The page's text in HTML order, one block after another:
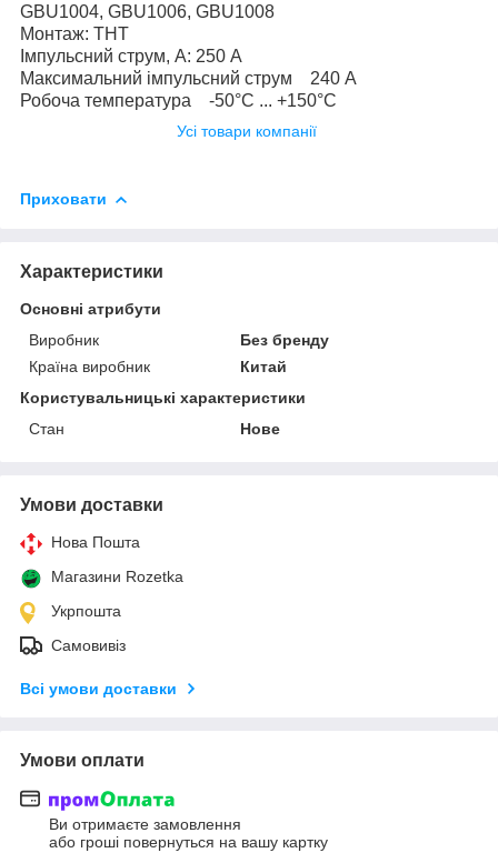
GBU1004, GBU1006, GBU1008
Монтаж: THT
Імпульсний струм, А: 250 A
Максимальний імпульсний струм 240 А
Робоча температура -50°C ... +150°C
Усі товари компанії
Приховати
Характеристики
Основні атрибути
Виробник
Без бренду
Країна виробник
Китай
Користувальницькі характеристики
Стан
Нове
Умови доставки
Нова Пошта
Магазини Rozetka
Укрпошта
Самовивіз
Всі умови доставки
Умови оплати
Ви отримаєте замовлення
або гроші повернуться на вашу картку